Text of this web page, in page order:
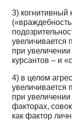
3) когнитивный
увеличивается
при
курсантов – и
4) в целом
увеличивается
при
факторах,
как фактор